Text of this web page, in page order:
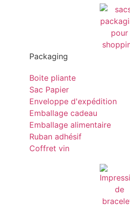
Packaging
Boite pliante
Sac Papier
Enveloppe d'expédition
Emballage cadeau
Emballage alimentaire
Ruban adhésif
Coffret vin